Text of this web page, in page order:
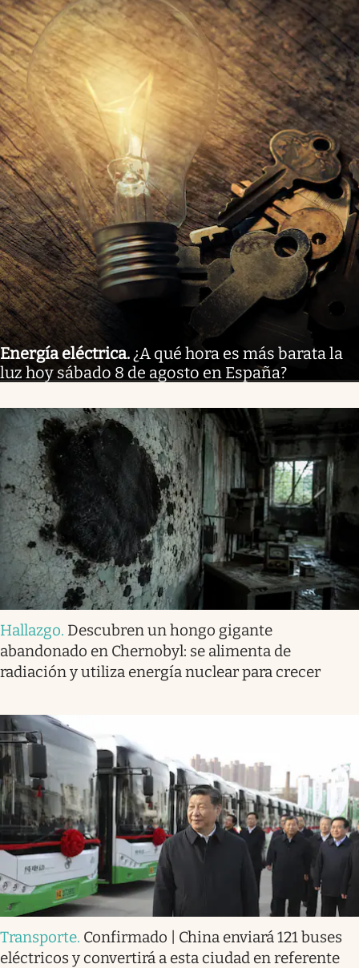
Energía eléctrica. ¿A qué hora es más barata la
luz hoy sábado 8 de agosto en España?
Hallazgo. Descubren un hongo gigante
abandonado en Chernobyl: se alimenta de
radiación y utiliza energía nuclear para crecer
Transporte. Confirmado | China enviará 121 buses
eléctricos y convertirá a esta ciudad en referente